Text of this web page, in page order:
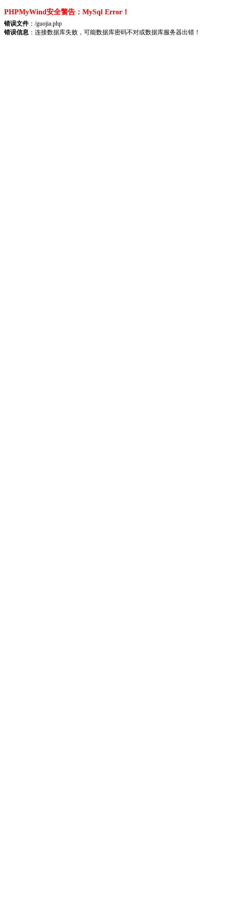
PHPMyWind安全警告：MySql Error！
错误文件：/guojia.php
错误信息 ：连接数据库失败，可能数据库密码不对或数据库服务器出错！